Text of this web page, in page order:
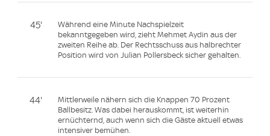
45'
Während eine Minute Nachspielzeit
bekanntgegeben wird, zieht Mehmet Aydin aus der
zweiten Reihe ab. Der Rechtsschuss aus halbrechter
Position wird von Julian Pollersbeck sicher gehalten.
44'
Mittlerweile nähern sich die Knappen 70 Prozent
Ballbesitz. Was dabei herauskommt, ist weiterhin
ernüchternd, auch wenn sich die Gäste aktuell etwas
intensiver bemühen.